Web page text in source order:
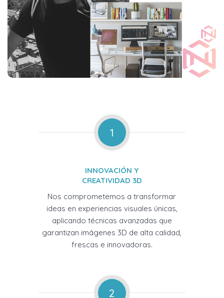
1
INNOVACIÓN Y
CREATIVIDAD 3D
Nos comprometemos a transformar
ideas en experiencias visuales únicas,
aplicando técnicas avanzadas que
garantizan imágenes 3D de alta calidad,
frescas e innovadoras.
2